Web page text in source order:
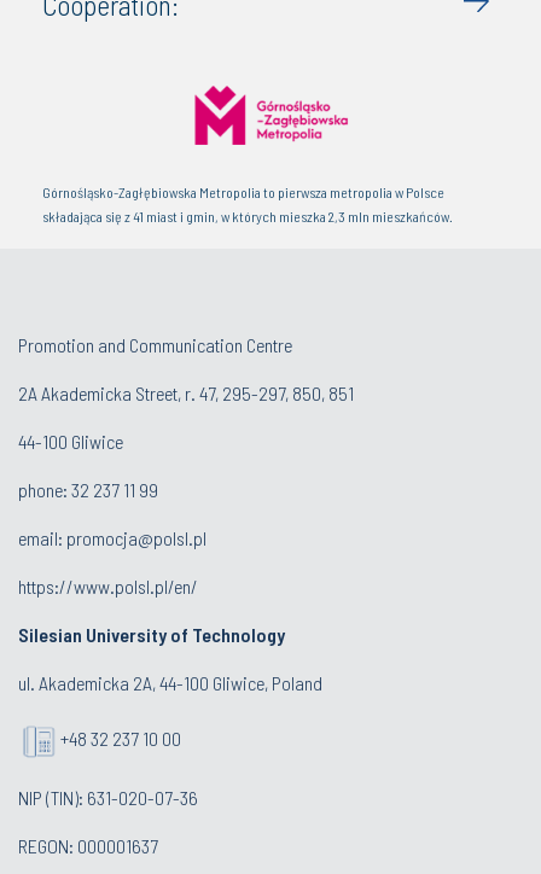
Górnośląsko-Zagłębiowska Metropolia to pierwsza metropolia w Polsce
składająca się z 41 miast i gmin, w których mieszka 2,3 mln mieszkańców.
Promotion and Communication Centre
2A Akademicka Street, r. 47, 295-297, 850, 851
44-100 Gliwice
phone: 32 237 11 99
email: promocja@polsl.pl
https://www.polsl.pl/en/
Silesian University of Technology
ul. Akademicka 2A, 44-100 Gliwice, Poland
+48 32 237 10 00
NIP (TIN): 631-020-07-36
REGON: 000001637